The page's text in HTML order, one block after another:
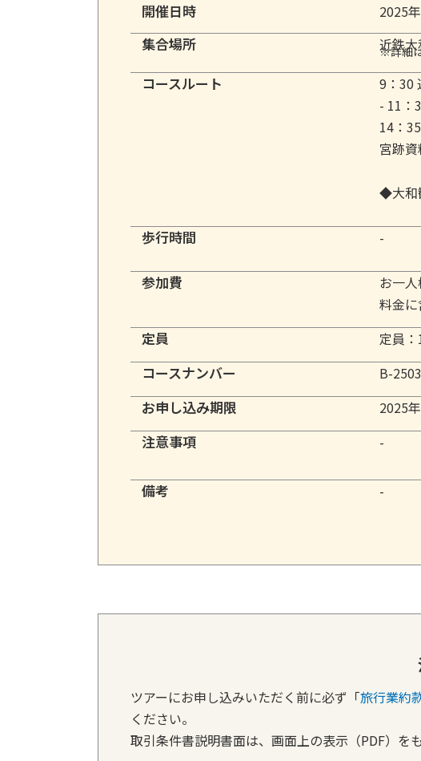
開催日時 2025
集合場所 近鉄
※詳細
コースルート
9：30
- 11：
14：
宮跡
◆大和
歩行時間 -
参加費
お一
料金
定員 定員
コースナンバー B-
お申し込み期限 2025
注意事項 -
備考 -
ツアーにお申し込みいただく前に必ず「旅行業約
ください。
取引条件書説明書面は、画面上の表示（PDF）を